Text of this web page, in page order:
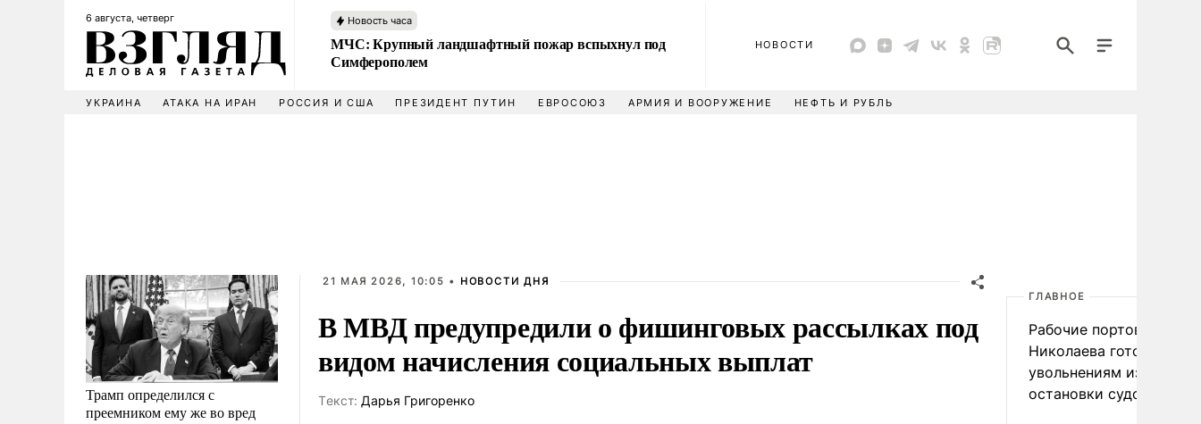
6 августа, четверг Новость часа
МЧС: Крупный ландшафтный пожар вспыхнул под
Симферополем
НОВОСТИ
УКРАИНА АТАКА НА ИРАН РОССИЯ И США ПРЕЗИДЕНТ ПУТИН ЕВРОСОЮЗ АРМИЯ И ВООРУЖЕНИЕ НЕФТЬ И РУБЛЬ
Трамп определился с
преемником ему же во вред
21 МАЯ 2026, 10:05 • НОВОСТИ ДНЯ
В МВД предупредили о фишинговых рассылках под
видом начисления социальных выплат
Tекст: Дарья Григоренко
ГЛАВНОЕ
Рабочие портов
Николаева готовятся к
увольнениям из-за
остановки судоходства